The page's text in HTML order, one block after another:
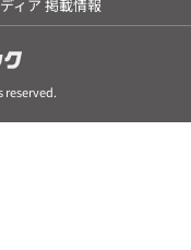
ィア 掲載情報
reserved.